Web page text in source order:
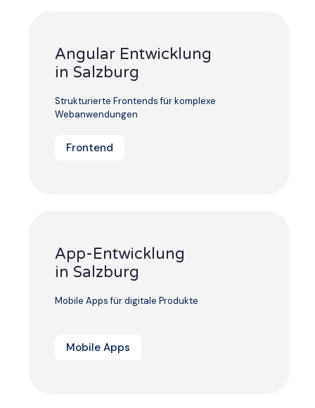
Angular Entwicklung
in Salzburg
Strukturierte Frontends für komplexe
Webanwendungen
Frontend
App-Entwicklung
in Salzburg
Mobile Apps für digitale Produkte
Mobile Apps